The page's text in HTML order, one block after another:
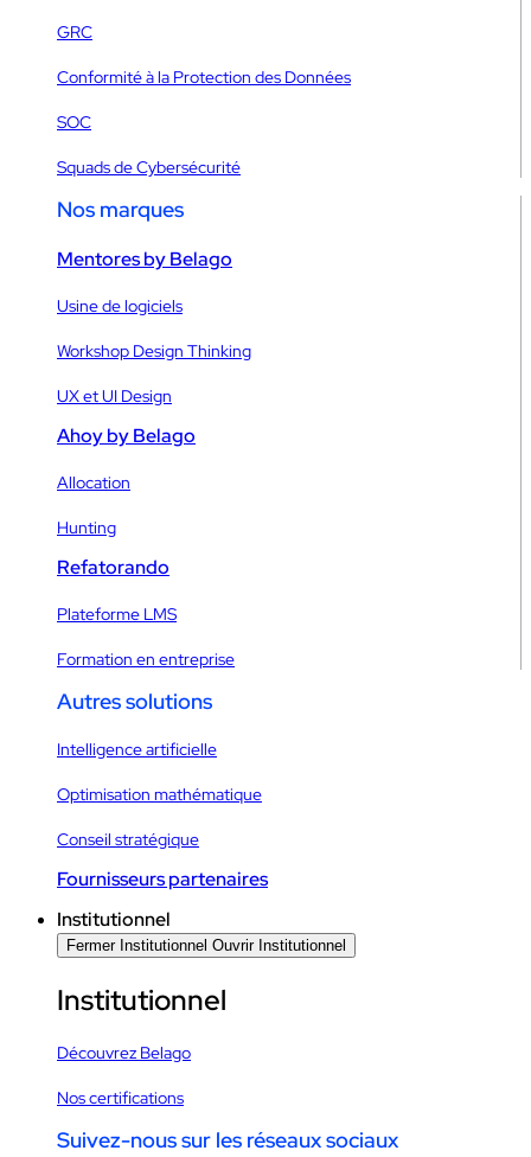
GRC
Conformité à la Protection des Données
SOC
Squads de Cybersécurité
Nos marques
Mentores by Belago
Usine de logiciels
Workshop Design Thinking
UX et UI Design
Ahoy by Belago
Allocation
Hunting
Refatorando
Plateforme LMS
Formation en entreprise
Autres solutions
Intelligence artificielle
Optimisation mathématique
Conseil stratégique
Fournisseurs partenaires
Institutionnel
Fermer Institutionnel Ouvrir Institutionnel
Institutionnel
Découvrez Belago
Nos certifications
Suivez-nous sur les réseaux sociaux